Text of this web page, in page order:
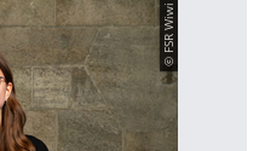
© FSR Wiwi